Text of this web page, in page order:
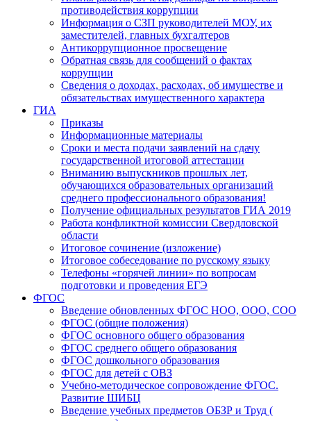
противодействия коррупции
Информация о СЗП руководителей МОУ, их
заместителей, главных бухгалтеров
Антикоррупционное просвещение
Обратная связь для сообщений о фактах
коррупции
Сведения о доходах, расходах, об имуществе и
обязательствах имущественного характера
ГИА
Приказы
Информационные материалы
Сроки и места подачи заявлений на сдачу
государственной итоговой аттестации
Вниманию выпускников прошлых лет,
обучающихся образовательных организаций
среднего профессионального образования!
Получение официальных результатов ГИА 2019
Работа конфликтной комиссии Свердловской
области
Итоговое сочинение (изложение)
Итоговое собеседование по русскому языку
Телефоны «горячей линии» по вопросам
подготовки и проведения ЕГЭ
ФГОС
Введение обновленных ФГОС НОО, ООО, СОО
ФГОС (общие положения)
ФГОС основного общего образования
ФГОС среднего общего образования
ФГОС дошкольного образования
ФГОС для детей с ОВЗ
Учебно-методическое сопровождение ФГОС.
Развитие ШИБЦ
Введение учебных предметов ОБЗР и Труд (